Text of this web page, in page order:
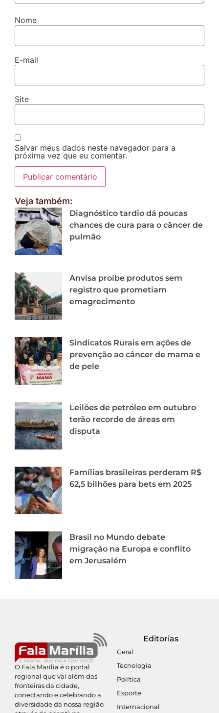
Nome
E-mail
Site
Salvar meus dados neste navegador para a
próxima vez que eu comentar.
Veja também:
Diagnóstico tardio dá poucas
chances de cura para o câncer de
pulmão
Anvisa proíbe produtos sem
registro que prometiam
emagrecimento
Sindicatos Rurais em ações de
prevenção ao câncer de mama e
de pele
Leilões de petróleo em outubro
terão recorde de áreas em
disputa
Famílias brasileiras perderam R$
62,5 bilhões para bets em 2025
Brasil no Mundo debate
migração na Europa e conflito
em Jerusalém
O Fala Marília é o portal
regional que vai além das
fronteiras da cidade,
conectando e celebrando a
diversidade da nossa região
Editorias
Geral
Tecnologia
Política
Esporte
Internacional